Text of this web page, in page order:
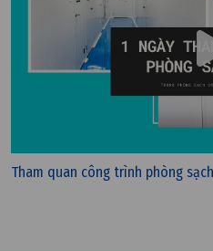
Tham quan công trình phòng sạch